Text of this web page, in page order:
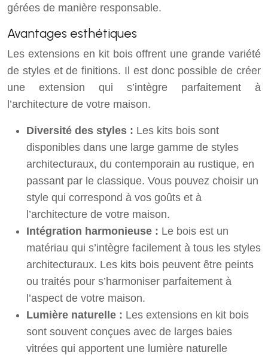
gérées de manière responsable.
Avantages esthétiques
Les extensions en kit bois offrent une grande variété
de styles et de finitions. Il est donc possible de créer
une extension qui s’intègre parfaitement à
l’architecture de votre maison.
Diversité des styles : Les kits bois sont
disponibles dans une large gamme de styles
architecturaux, du contemporain au rustique, en
passant par le classique. Vous pouvez choisir un
style qui correspond à vos goûts et à
l’architecture de votre maison.
Intégration harmonieuse : Le bois est un
matériau qui s’intègre facilement à tous les styles
architecturaux. Les kits bois peuvent être peints
ou traités pour s’harmoniser parfaitement à
l’aspect de votre maison.
Lumière naturelle : Les extensions en kit bois
sont souvent conçues avec de larges baies
vitrées qui apportent une lumière naturelle